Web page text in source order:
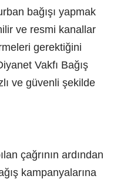
bağışı yapmak
ve resmi kanallar
gerektiğini
Vakfı Bağış
ve güvenli şekilde
çağrının ardından
kampanyalarına